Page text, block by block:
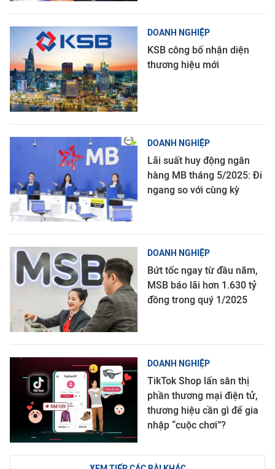
DOANH NGHIỆP
KSB công bố nhận diện
thương hiệu mới
DOANH NGHIỆP
Lãi suất huy động ngân
hàng MB tháng 5/2025: Đi
ngang so với cùng kỳ
DOANH NGHIỆP
Bứt tốc ngay từ đầu năm,
MSB báo lãi hơn 1.630 tỷ
đồng trong quý 1/2025
DOANH NGHIỆP
TikTok Shop lấn sân thị
phần thương mại điện tử,
thương hiệu cần gì để gia
nhập “cuộc chơi”?